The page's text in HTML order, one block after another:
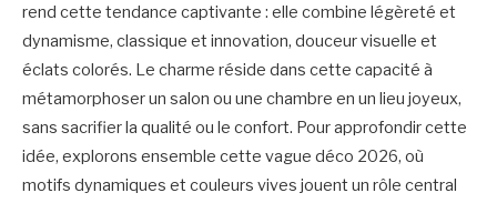
rend cette tendance captivante : elle combine légèreté et
dynamisme, classique et innovation, douceur visuelle et
éclats colorés. Le charme réside dans cette capacité à
métamorphoser un salon ou une chambre en un lieu joyeux,
sans sacrifier la qualité ou le confort. Pour approfondir cette
idée, explorons ensemble cette vague déco 2026, où
motifs dynamiques et couleurs vives jouent un rôle central